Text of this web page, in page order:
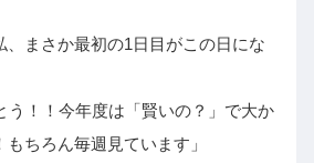
、まさか最初の1日目がこの日にな
う！！今年度は「賢いの？」で大か
ちろん毎週見ています」